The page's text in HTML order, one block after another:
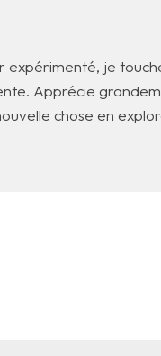
je
Apprécie
chose en